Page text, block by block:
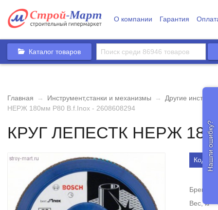
О компании Гарантия
Каталог товаров
Главная → Инструмент,станки и механизмы →
Другие
НЕРЖ 180мм P80 B.f.Inox - 2608608294
КРУГ ЛЕПЕСТК НЕРЖ
Код
Бренд
Вес, кг
Нашли ошибку?